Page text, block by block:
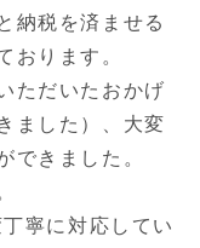
納税を済ませる
おります。
ただいたおかげ
ました）、大変
できました。
寧に対応してい